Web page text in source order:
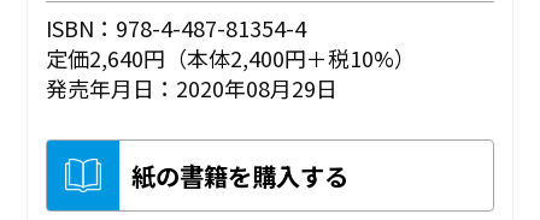
ISBN：978-4-487-81354-4
定価2,640円（本体2,400円＋税10%）
発売年月日：2020年08月29日
紙の書籍を購入する